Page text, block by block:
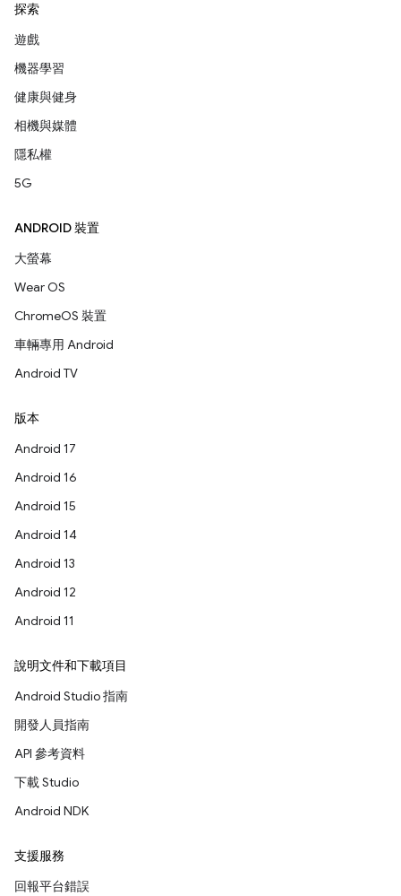
探索
遊戲
機器學習
健康與健身
相機與媒體
隱私權
5G
ANDROID 裝置
大螢幕
Wear OS
ChromeOS 裝置
車輛專用 Android
Android TV
版本
Android 17
Android 16
Android 15
Android 14
Android 13
Android 12
Android 11
說明文件和下載項目
Android Studio 指南
開發人員指南
API 參考資料
下載 Studio
Android NDK
支援服務
回報平台錯誤